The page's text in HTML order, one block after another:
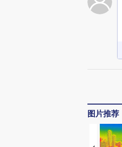
图片推荐